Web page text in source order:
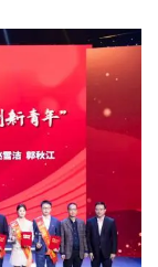
深 梦想物院”浙
党委书记颜鹂、
教授以及学院学
到母校，看到
企业家们如数
间，深情回忆了
达了对母校多年
文锋学长围
养创新创业思